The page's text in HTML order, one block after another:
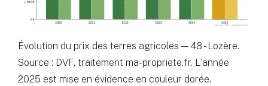
Évolution du prix des terres agricoles — 48 - Lozère.
Source : DVF, traitement ma-propriete.fr. L'année
2025 est mise en évidence en couleur dorée.